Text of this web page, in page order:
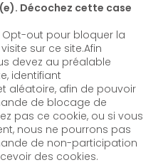
Décochez cette case
Opt-out pour bloquer la
sur ce site.Afin
devez au préalable
identifiant
afin de pouvoir
de blocage de
pas ce cookie, ou si vous
nous ne pourrons pas
de non-participation
continuerez de recevoir des cookies.